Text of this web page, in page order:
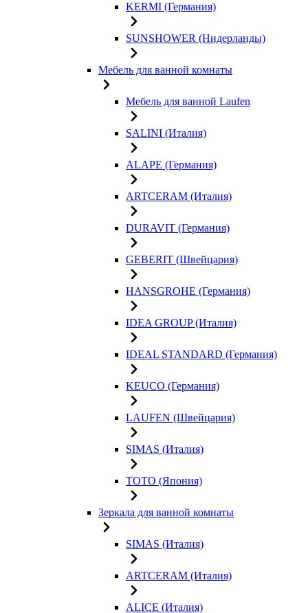
KERMI (Германия)
SUNSHOWER (Нидерланды)
Мебель для ванной комнаты
Мебель для ванной Laufen
SALINI (Италия)
ALAPE (Германия)
ARTCERAM (Италия)
DURAVIT (Германия)
GEBERIT (Швейцария)
HANSGROHE (Германия)
IDEA GROUP (Италия)
IDEAL STANDARD (Германия)
KEUCO (Германия)
LAUFEN (Швейцария)
SIMAS (Италия)
TOTO (Япония)
Зеркала для ванной комнаты
SIMAS (Италия)
ARTCERAM (Италия)
ALICE (Италия)